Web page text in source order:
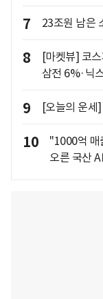
7 23조원 남은
8
[마켓뷰] 코
삼전 6%·닉
9 [오늘의 운세
10
"1000억 매
오른 국산